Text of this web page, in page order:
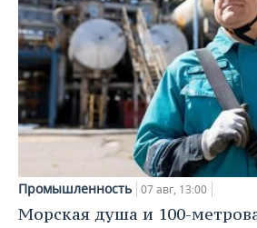
Промышленность 07 авг, 13:00
Морская душа и 100-